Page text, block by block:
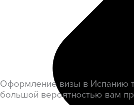
Оформление визы в Испанию
большой вероятностью вам